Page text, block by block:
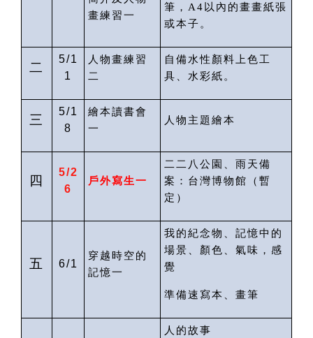
畫練習一
筆， A4以內的畫畫紙張
或本子。
二
5/1
1
人物畫練習
二
自備水性顏料上色工
具、水彩紙。
三
5/1
8
繪本讀書會
一
人物主題繪本
四
5/2
6
戶外寫生一
二二八公園、雨天備
案：台灣博物館
（暫
定）
五 6/1
穿越時空的
記憶一
我的紀念物、記憶中的
場景、顏色、氣味，感
覺
準備速寫本、畫筆
人的故事